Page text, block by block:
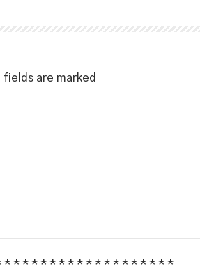
fields are marked
* * * * * * * * * * * * * * * * * * *